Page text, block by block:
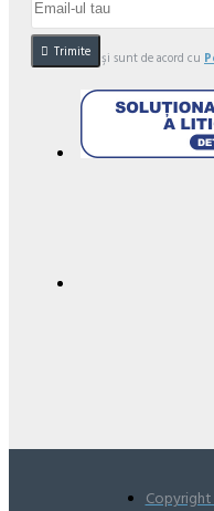
Trimite
Am citit şi sunt de acord cu